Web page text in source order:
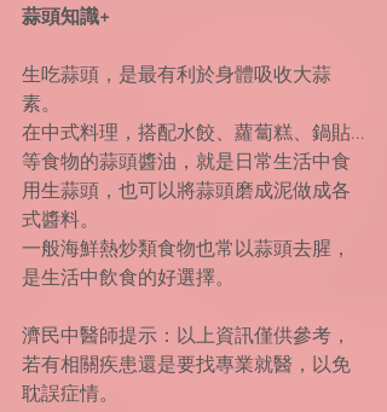
蒜頭知識+
生吃蒜頭，是最有利於身體吸收大蒜
素。
在中式料理，搭配水餃、蘿蔔糕、鍋貼...
等食物的蒜頭醬油，就是日常生活中食
用生蒜頭，也可以將蒜頭磨成泥做成各
式醬料。
一般海鮮熱炒類食物也常以蒜頭去腥，
是生活中飲食的好選擇。
濟民中醫師提示：以上資訊僅供參考，
若有相關疾患還是要找專業就醫，以免
耽誤症情。